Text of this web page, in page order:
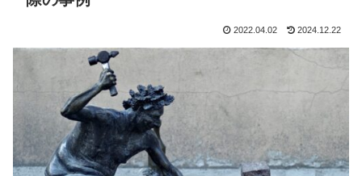
2022.04.02 2024.12.22